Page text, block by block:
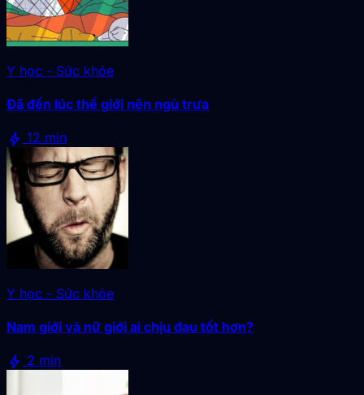
Y học - Sức khỏe
Đã đến lúc thế giới nên ngủ trưa
bolt 12 min
Y học - Sức khỏe
Nam giới và nữ giới ai chịu đau tốt hơn?
bolt 2 min